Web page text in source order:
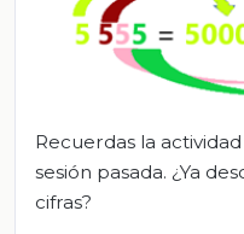
Recuerdas la
sesión pasada. ¿Ya
cifras?